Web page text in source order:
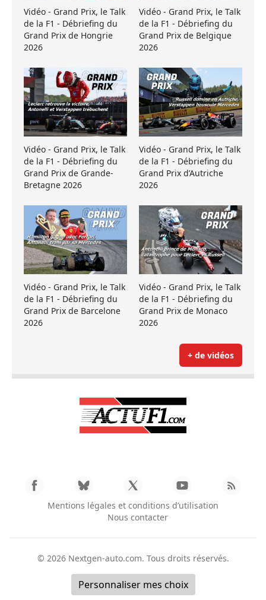
Vidéo - Grand Prix, le Talk
de la F1 - Débriefing du
Grand Prix de Hongrie
2026
Vidéo - Grand Prix, le Talk
de la F1 - Débriefing du
Grand Prix de Belgique
2026
Vidéo - Grand Prix, le Talk
de la F1 - Débriefing du
Grand Prix de Grande-
Bretagne 2026
Vidéo - Grand Prix, le Talk
de la F1 - Débriefing du
Grand Prix d’Autriche
2026
Vidéo - Grand Prix, le Talk
de la F1 - Débriefing du
Grand Prix de Barcelone
2026
Vidéo - Grand Prix, le Talk
de la F1 - Débriefing du
Grand Prix de Monaco
2026
+ de vidéos
Mentions légales et conditions d’utilisation
Nous contacter
© 2026 Nextgen-auto.com. Tous droits réservés.
Personnaliser mes choix